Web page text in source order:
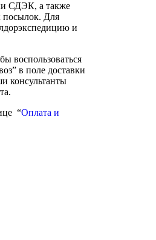
СДЭК, а также
посылок. Для
и
воспользоваться
в поле доставки
консультанты
“Оплата и